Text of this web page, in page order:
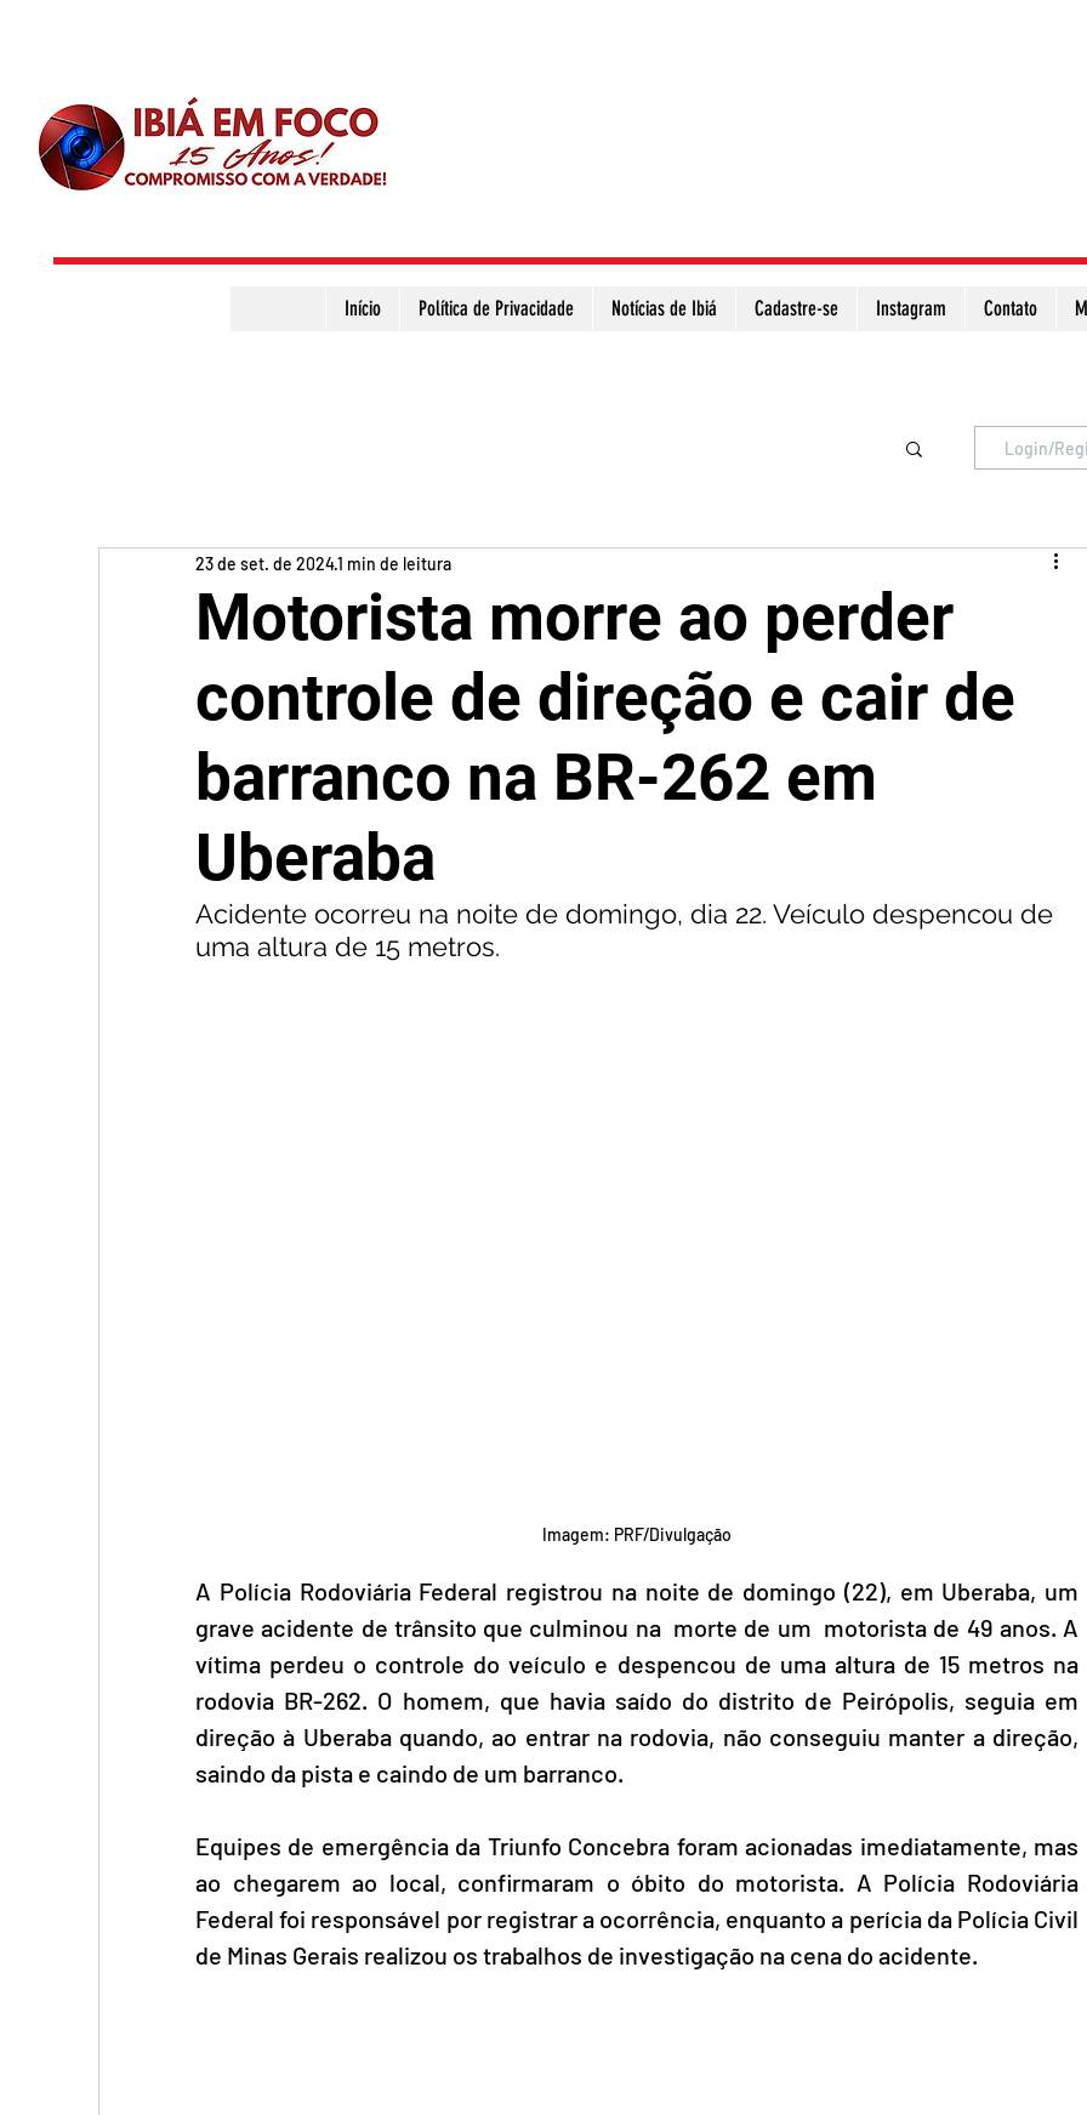
Início Política de Privacidade Notícias de Ibiá Cadastre-se Instagram Contato
Login/
Motorista morre ao perder
controle de direção e cair de
barranco na BR-262 em
Uberaba
23 de set. de 20241 min de leitura
Acidente ocorreu na noite de domingo, dia 22. Veículo despencou de
uma altura de 15 metros.
Imagem: PRF/Divulgação
A Polícia Rodoviária Federal registrou na noite de domingo (22), em Uberaba, um
grave acidente de trânsito que culminou na  morte de um  motorista de 49 anos. A
vítima perdeu o controle do veículo e despencou de uma altura de 15 metros na
rodovia BR-262. O homem, que havia saído do distrito de Peirópolis, seguia em
direção à Uberaba quando, ao entrar na rodovia, não conseguiu manter a direção,
saindo da pista e caindo de um barranco.
Equipes de emergência da Triunfo Concebra foram acionadas imediatamente, mas
ao chegarem ao local, confirmaram o óbito do motorista. A Polícia Rodoviária
Federal foi responsável por registrar a ocorrência, enquanto a perícia da Polícia Civil
de Minas Gerais realizou os trabalhos de investigação na cena do acidente.